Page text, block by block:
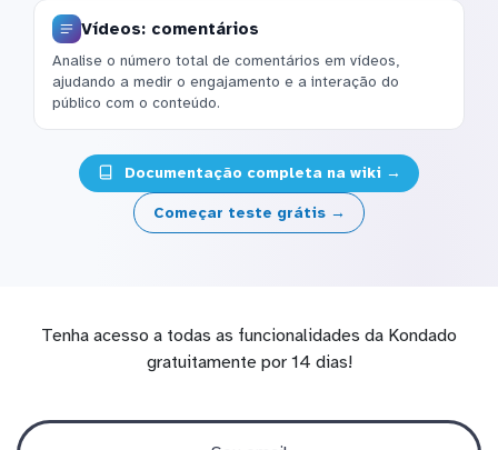
Vídeos: comentários
Analise o número total de comentários em vídeos,
ajudando a medir o engajamento e a interação do
público com o conteúdo.
Documentação completa na wiki →
Começar teste grátis →
Tenha acesso a todas as funcionalidades da Kondado
gratuitamente por 14 dias!